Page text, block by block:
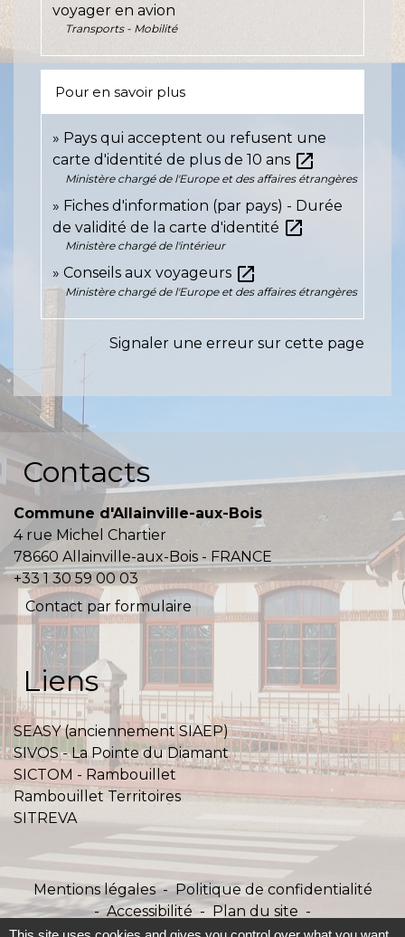
voyager en avion
Transports - Mobilité
Pour en savoir plus
Pays qui acceptent ou refusent une
carte d'identité de plus de 10 ans open_in_new
Ministère chargé de l'Europe et des affaires étrangères
Fiches d'information (par pays) - Durée
de validité de la carte d'identité open_in_new
Ministère chargé de l'intérieur
Conseils aux voyageurs open_in_new
Ministère chargé de l'Europe et des affaires étrangères
Signaler une erreur sur cette page
Contacts
Commune d'Allainville-aux-Bois
4 rue Michel Chartier
78660 Allainville-aux-Bois - FRANCE
+33 1 30 59 00 03
Contact par formulaire
Liens
SEASY (anciennement SIAEP)
SIVOS - La Pointe du Diamant
SICTOM - Rambouillet
Rambouillet Territoires
SITREVA
Mentions légales - Politique de confidentialité
- Accessibilité - Plan du site -
Gestion des cookies